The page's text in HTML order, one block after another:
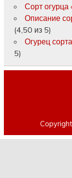
Сорт огурца
Описание
(4,50 из 5)
Огурец
5)